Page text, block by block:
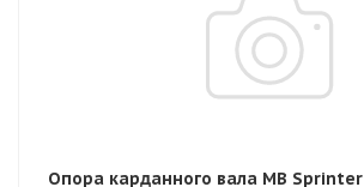
Опора карданного вала MB Sprinter